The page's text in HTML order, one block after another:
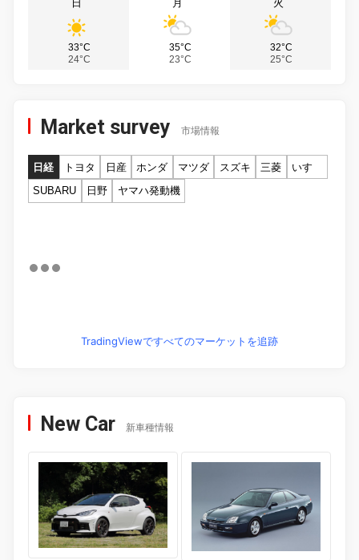
日
33°C
24°C
月
35°C
23°C
火
32°C
25°C
Market survey 市場情報
日経 トヨタ 日産 ホンダ マツダ スズキ 三菱
いすゞ
SUBARU
日野 ヤマハ発動機
TradingViewですべてのマーケットを追跡
New Car 新車種情報